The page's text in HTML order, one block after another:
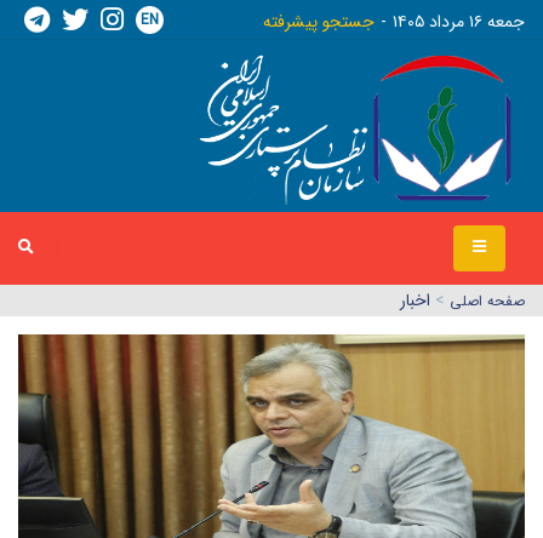
جمعه ١٦ مرداد ١٤٠٥ جستجو پیشرفته EN
صفحه اصلي > اخبار